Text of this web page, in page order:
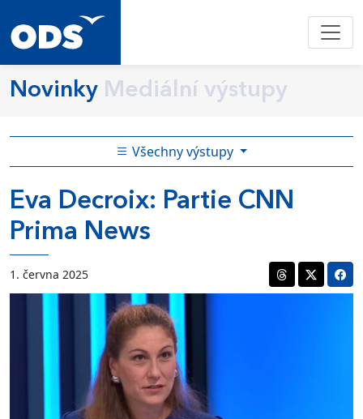
Novinky Mediální výstupy
Všechny výstupy
Eva Decroix: Partie CNN
Prima News
1. června 2025